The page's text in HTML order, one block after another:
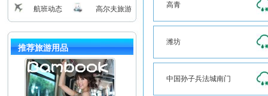
航班动态
高尔夫旅游
推荐旅游用品
高青
潍坊
中国孙子兵法城南门